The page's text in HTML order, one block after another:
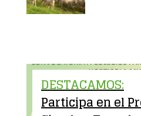
DESTACAMOS:
Participa en el